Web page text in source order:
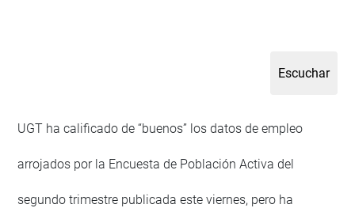
UGT ha calificado de “buenos” los datos de empleo
arrojados por la Encuesta de Población Activa del
segundo trimestre publicada este viernes, pero ha